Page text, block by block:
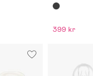
399 kr